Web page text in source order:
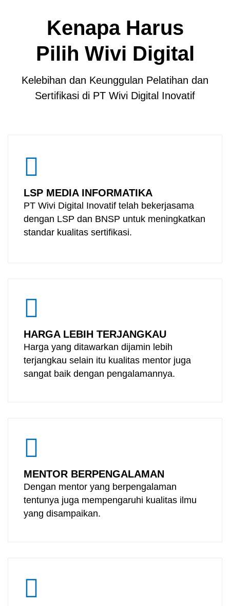
Kenapa Harus
Pilih Wivi Digital
Kelebihan dan Keunggulan Pelatihan dan
Sertifikasi di PT Wivi Digital Inovatif
LSP MEDIA INFORMATIKA
PT Wivi Digital Inovatif telah bekerjasama
dengan LSP dan BNSP untuk meningkatkan
standar kualitas sertifikasi.
HARGA LEBIH TERJANGKAU
Harga yang ditawarkan dijamin lebih
terjangkau selain itu kualitas mentor juga
sangat baik dengan pengalamannya.
MENTOR BERPENGALAMAN
Dengan mentor yang berpengalaman
tentunya juga mempengaruhi kualitas ilmu
yang disampaikan.